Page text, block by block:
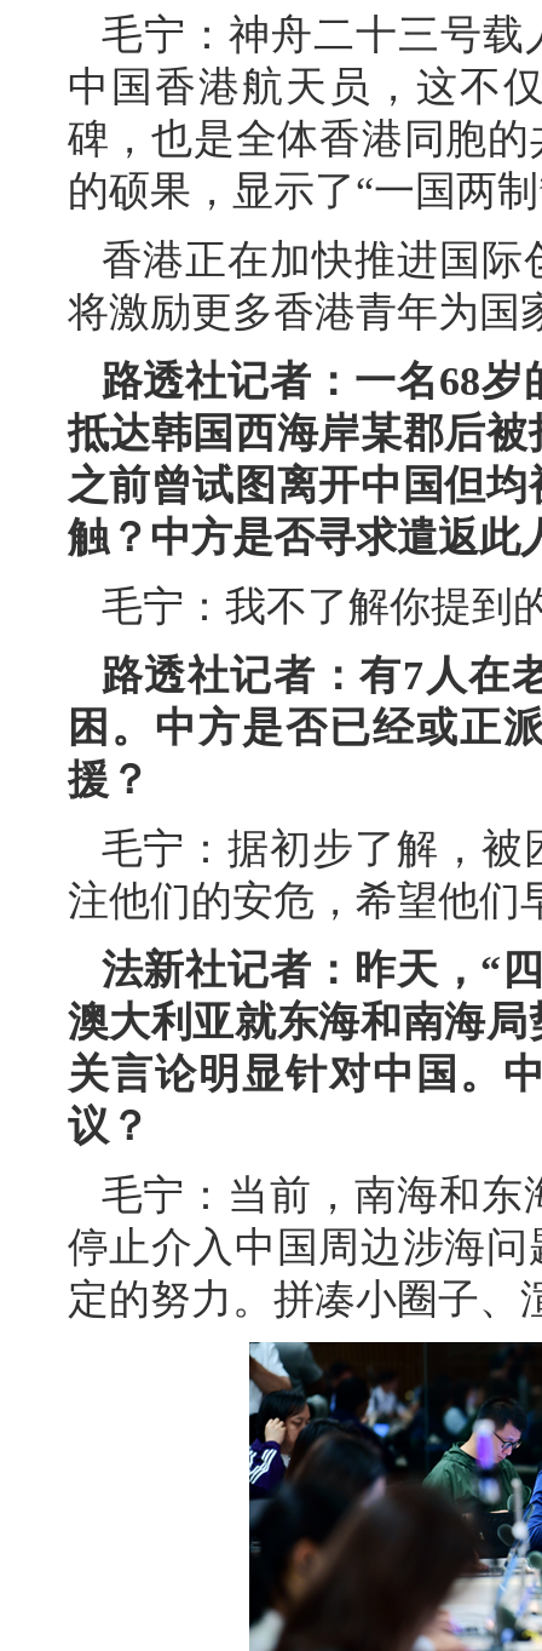
毛宁：神舟二十三号载
中国香港航天员，这不
碑，也是全体香港同胞
的硕果，显示了“一国两
香港正在加快推进国
将激励更多香港青年为国
路透社记者：一名68
抵达韩国西海岸某郡后
之前曾试图离开中国但
触？中方是否寻求遣返此
毛宁：我不了解你提到
路透社记者：有7人在
困。中方是否已经或正
援？
毛宁：据初步了解，被
注他们的安危，希望他们
法新社记者：昨天，“
澳大利亚就东海和南海
关言论明显针对中国。
议？
毛宁：当前，南海和东
停止介入中国周边涉海
定的努力。拼凑小圈子、